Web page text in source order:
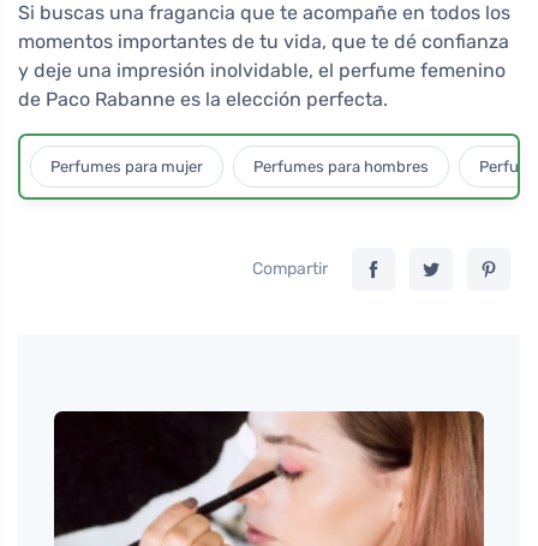
Si buscas una fragancia que te acompañe en todos los
momentos importantes de tu vida, que te dé confianza
y deje una impresión inolvidable, el perfume femenino
de Paco Rabanne es la elección perfecta.
Perfumes para mujer Perfumes para hombres
Compartir